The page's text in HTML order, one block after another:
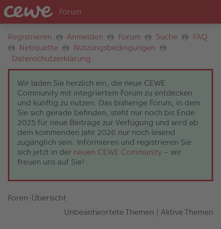
Registrieren Anmelden Forum Suche
FAQ
Netiquette
Nutzungsbedingungen
Datenschutzerklärung
Wir laden Sie herzlich ein, die neue CEWE
Community mit integriertem Forum zu entdecken
und künftig zu nutzen. Das bisherige Forum, in dem
Sie sich gerade befinden, steht nur noch bis Ende
2025 für neue Beiträge zur Verfügung und wird ab
dem kommenden Jahr 2026 nur noch lesend
zugänglich sein. Informieren und registrieren Sie
sich jetzt in der neuen CEWE Community – wir
freuen uns auf Sie!
Foren-Übersicht
Unbeantwortete Themen | Aktive Themen